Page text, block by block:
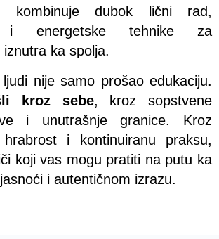
kombinuje dubok lični rad,
i energetske tehnike za
ka spolja.
nije samo prošao edukaciju.
kroz sebe, kroz sopstvene
i unutrašnje granice. Kroz
hrabrost i kontinuiranu praksu,
koji vas mogu pratiti na putu ka
i autentičnom izrazu.